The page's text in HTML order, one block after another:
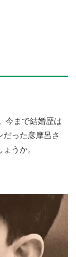
今まで結婚歴は
った彦摩呂さ
うか。